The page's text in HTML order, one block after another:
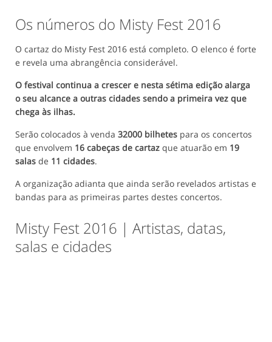
Os números do Misty Fest 2016
O cartaz do Misty Fest 2016 está completo. O elenco é forte
e revela uma abrangência considerável.
O festival continua a crescer e nesta sétima edição alarga
o seu alcance a outras cidades sendo a primeira vez que
chega às ilhas.
Serão colocados à venda 32000 bilhetes para os concertos
que envolvem 16 cabeças de cartaz que atuarão em 19
salas de 11 cidades.
A organização adianta que ainda serão revelados artistas e
bandas para as primeiras partes destes concertos.
Misty Fest 2016 | Artistas, datas,
salas e cidades